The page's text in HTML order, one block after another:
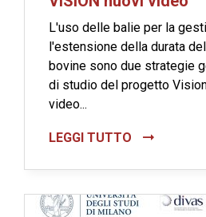
L'uso delle balie per la
l'estensione della durata
bovine sono due strategie
di studio del progetto
video...
LEGGI TUTTO